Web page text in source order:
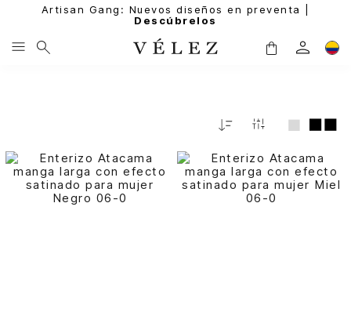
Artisan Gang: Nuevos diseños en preventa |
Descúbrelos
Fecha